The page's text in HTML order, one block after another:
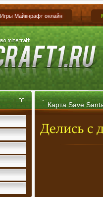
Игры Майкнрафт онлайн
Карта Save